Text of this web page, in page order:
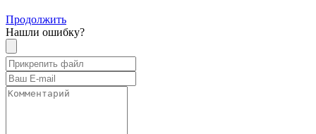
Продолжить
Нашли ошибку?